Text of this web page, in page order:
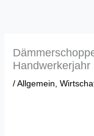
Handwerkerjahr
/Allgemein,